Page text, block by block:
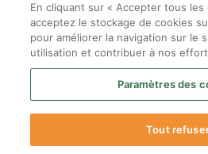
En cliquant sur « Accepter tous les
acceptez le stockage de cookies
pour améliorer la navigation sur le
utilisation et contribuer à nos
Paramètres des
Tout